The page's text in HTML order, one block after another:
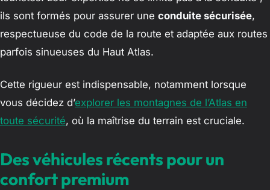
ils sont formés pour assurer une conduite sécurisée,
respectueuse du code de la route et adaptée aux routes
parfois sinueuses du Haut Atlas.
Cette rigueur est indispensable, notamment lorsque
vous décidez d’explorer les montagnes de l’Atlas en
toute sécurité, où la maîtrise du terrain est cruciale.
Des véhicules récents pour un
confort premium